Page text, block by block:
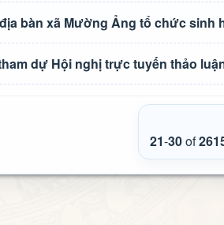
bàn xã Mường Ảng tổ chức sinh
dự Hội nghị trực tuyến thảo
21-30of